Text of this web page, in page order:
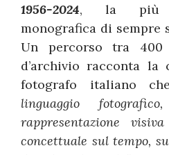
1956-2024, la più
monografica di sempre
Un percorso tra
d’archivio racconta la
fotografo italiano
linguaggio
rappresentazione
concettuale sul tempo,